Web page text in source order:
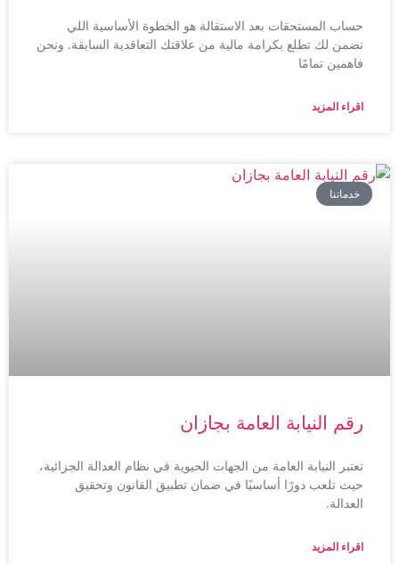
حساب المستحقات بعد الاستقالة هو الخطوة الأساسية اللي
تضمن لك تطلع بكرامة مالية من علاقتك التعاقدية السابقة. ونحن
فاهمين تمامًا
اقراء المزيد
خدماتنا
رقم النيابة العامة بجازان
تعتبر النيابة العامة من الجهات الحيوية في نظام العدالة الجزائية،
حيث تلعب دورًا أساسيًا في ضمان تطبيق القانون وتحقيق
العدالة.
اقراء المزيد